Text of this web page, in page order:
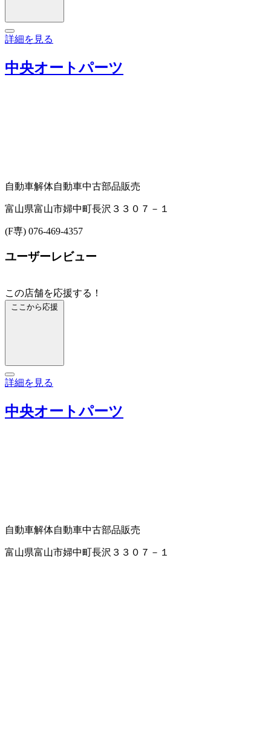
詳細を見る
中央オートパーツ
自動車解体自動車中古部品販売
富山県富山市婦中町長沢３３０７－１
(F専) 076-469-4357
ユーザーレビュー
この店舗を応援する！
ここから応援
詳細を見る
中央オートパーツ
自動車解体自動車中古部品販売
富山県富山市婦中町長沢３３０７－１